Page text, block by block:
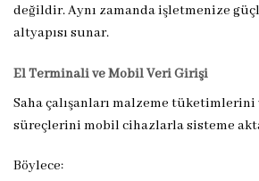
değildir. Aynı zamanda işletmenize
altyapısı sunar.
El Terminali ve Mobil Veri Girişi
Saha çalışanları malzeme tüketimlerini
süreçlerini mobil cihazlarla sisteme
Böylece: